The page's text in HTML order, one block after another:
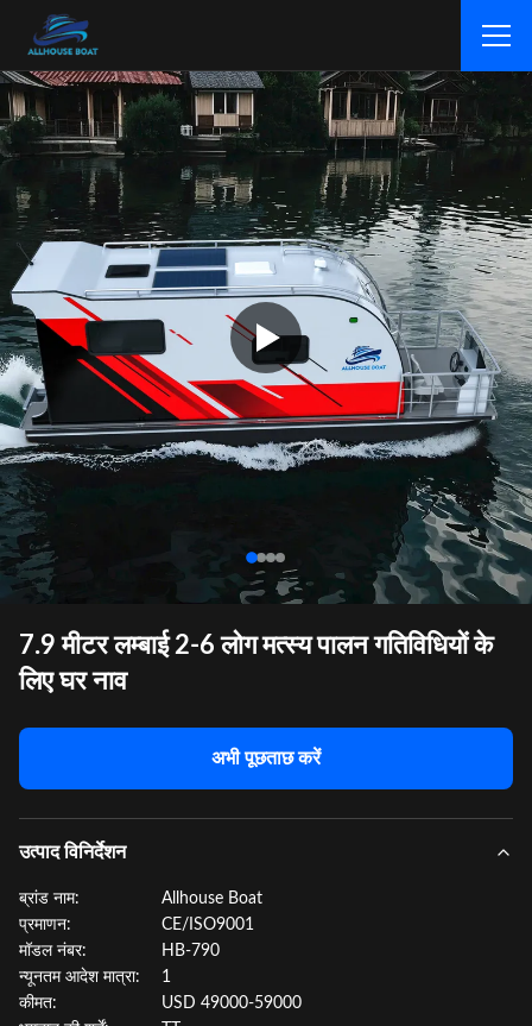
7.9 मीटर लम्बाई 2-6 लोग मत्स्य पालन गतिविधियों के
लिए घर नाव
अभी पूछताछ करें
उत्पाद विनिर्देशन
ब्रांड नाम:
Allhouse Boat
प्रमाणन:
CE/ISO9001
मॉडल नंबर:
HB-790
न्यूनतम आदेश मात्रा:
1
कीमत:
USD 49000-59000